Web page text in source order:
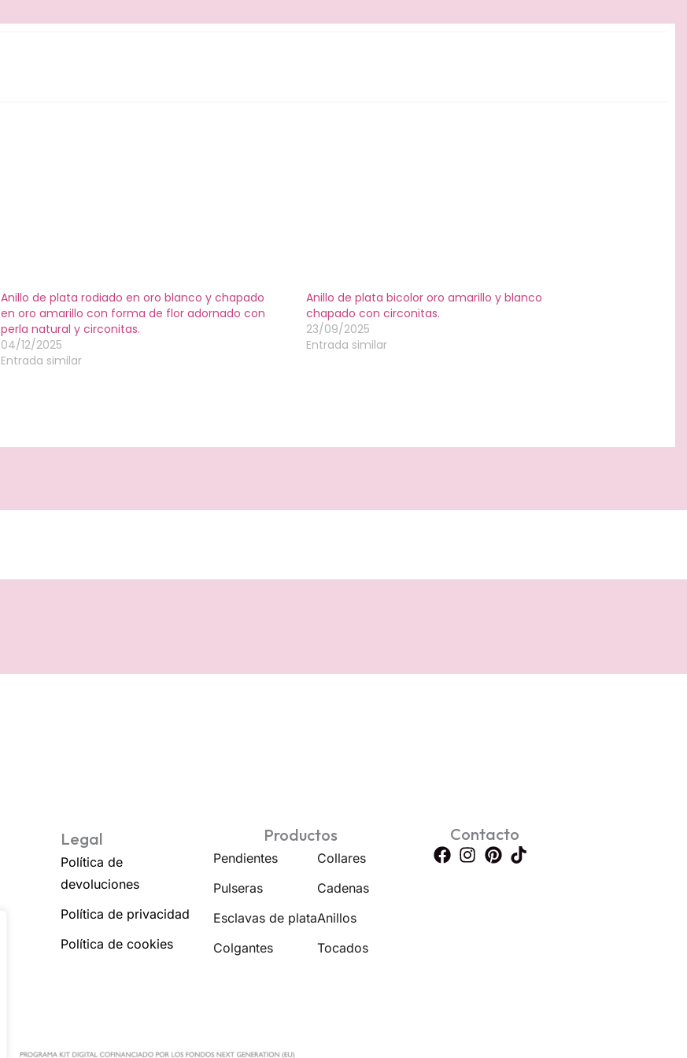
Anillo de plata rodiado en oro blanco y chapado
en oro amarillo con forma de flor adornado con
perla natural y circonitas.
04/12/2025
Entrada similar
Anillo de plata bicolor oro amarillo y blanco
chapado con circonitas.
23/09/2025
Entrada similar
Legal
Política de
devoluciones
Política de privacidad
Política de cookies
Productos
Pendientes
Pulseras
Esclavas de plata
Colgantes
Collares
Cadenas
Anillos
Tocados
Contacto